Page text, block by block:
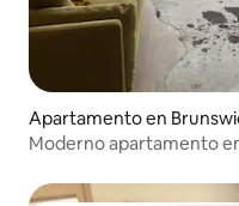
Apartamento en
Moderno apartamento